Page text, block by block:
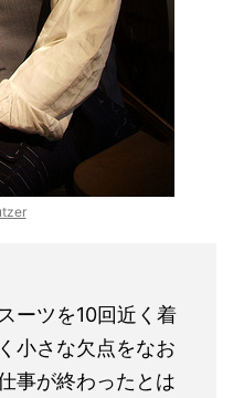
ーツを10回近く着
小さな欠点をなお
事が終わったとは